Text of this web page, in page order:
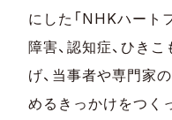
にした「NHKハート
障害、認知症、ひき
げ、当事者や専門家
めるきっかけをつく